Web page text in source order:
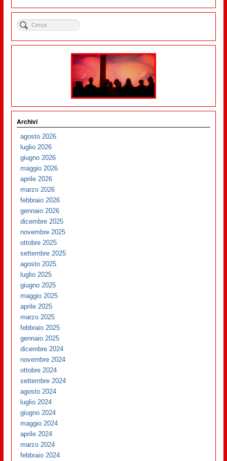
Archivi
agosto 2026
luglio 2026
giugno 2026
maggio 2026
aprile 2026
marzo 2026
febbraio 2026
gennaio 2026
dicembre 2025
novembre 2025
ottobre 2025
settembre 2025
agosto 2025
luglio 2025
giugno 2025
maggio 2025
aprile 2025
marzo 2025
febbraio 2025
gennaio 2025
dicembre 2024
novembre 2024
ottobre 2024
settembre 2024
agosto 2024
luglio 2024
giugno 2024
maggio 2024
aprile 2024
marzo 2024
febbraio 2024